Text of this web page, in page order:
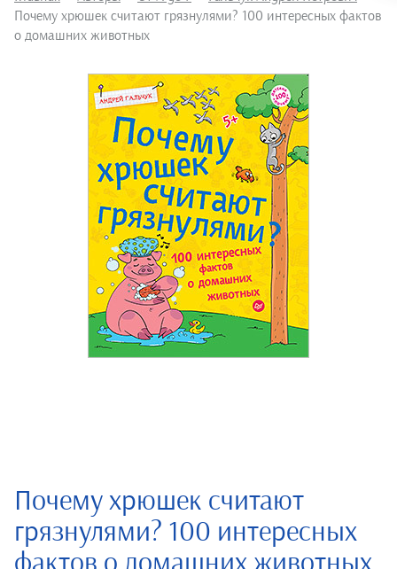
Почему хрюшек считают грязнулями? 100 интересных фактов
о домашних животных
Почему хрюшек считают
грязнулями? 100 интересных